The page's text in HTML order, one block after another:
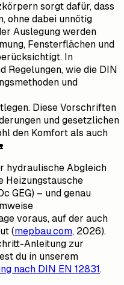
sorgt dafür, dass
ohne dabei unnötig
Auslegung werden
Fensterflächen und
In
Regelungen, wie die DIN
und
Diese Vorschriften
und gesetzlichen
den Komfort als auch
hydraulische Abgleich
Heizungstausche
GEG) – und genau
voraus, auf der auch
(mepbau.com, 2026).
Anleitung zur
du in unserem
nach DIN EN 12831.